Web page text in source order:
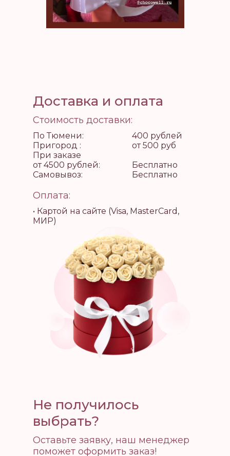
Доставка и оплата
Оплата:
• Картой на сайте (Visa, MasterCard,
МИР)
Стоимость доставки:
По Тюмени:
Пригород :
При заказе
от 4500 рублей:
Самовывоз:
400 рублей
от 500 руб
Бесплатно
Бесплатно
Не получилось
выбрать?
Оставьте заявку, наш менеджер
поможет оформить заказ!